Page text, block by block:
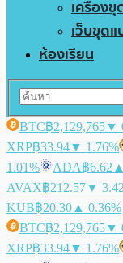
เครื่องขุ
เว็บขุด
ห้องเรียน
BTC฿2,129,765▼
XRP฿33.94▼ 1.76%
1.01%
ADA฿6.62
AVAX฿212.57▼
KUB฿20.30 ▲ 0.36%
BTC฿2,129,765▼
XRP฿33.94▼ 1.76%